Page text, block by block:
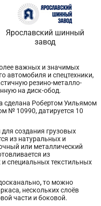
Ярославский шинный
завод
важных и значимых
автомобиля и спецтехники,
резино-металло-
на диск-обод.
сделана Робертом Уильямом
№ 10990, датируется 10
создания грузовых
из натуральных и
или металлический
из
специальных текстильных
,то можно
нескольких слоёв
части и боковой.